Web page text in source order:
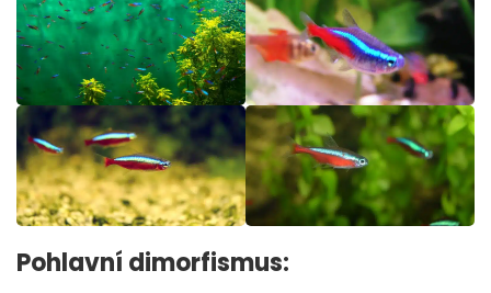
Pohlavní dimorfismus: